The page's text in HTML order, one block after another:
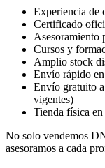
Experiencia de
Certificado
Asesoramiento
Cursos y
Amplio stock
Envío rápido en
Envío gratuito
vigentes)
Tienda física
No solo vendemos
asesoramos a cada